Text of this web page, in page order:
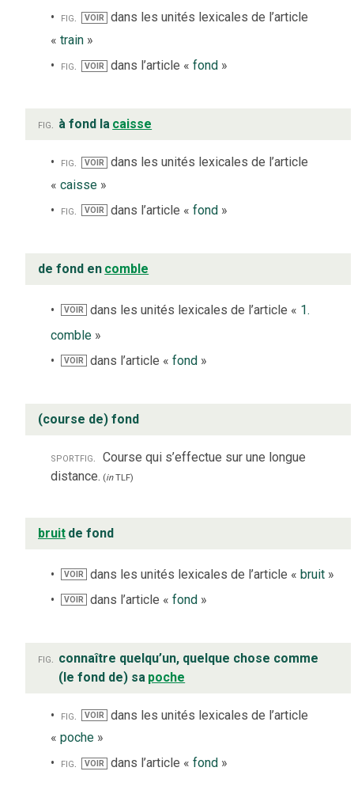
fig. VOIR dans les unités lexicales de l’article
« train »
fig.
VOIR dans l’article « fond»
fig. à fond la caisse
fig. VOIR dans les unités lexicales de l’article
« caisse »
fig.
VOIR dans l’article « fond»
de fond en comble
VOIR dans les unités lexicales de l’article « 1.
comble »
VOIR dans l’article «fond »
(course de) fond
sportfig.
Course qui s’effectue sur une longue
distance. (inTLF)
bruit de fond
VOIR dans les unités lexicales de l’article «bruit »
VOIR dans l’article «fond »
fig. connaître quelqu’un, quelque chose comme
(le fond de) sa poche
fig. VOIR
dans les unités lexicales de l’article
« poche »
fig.
VOIR dans l’article « fond »